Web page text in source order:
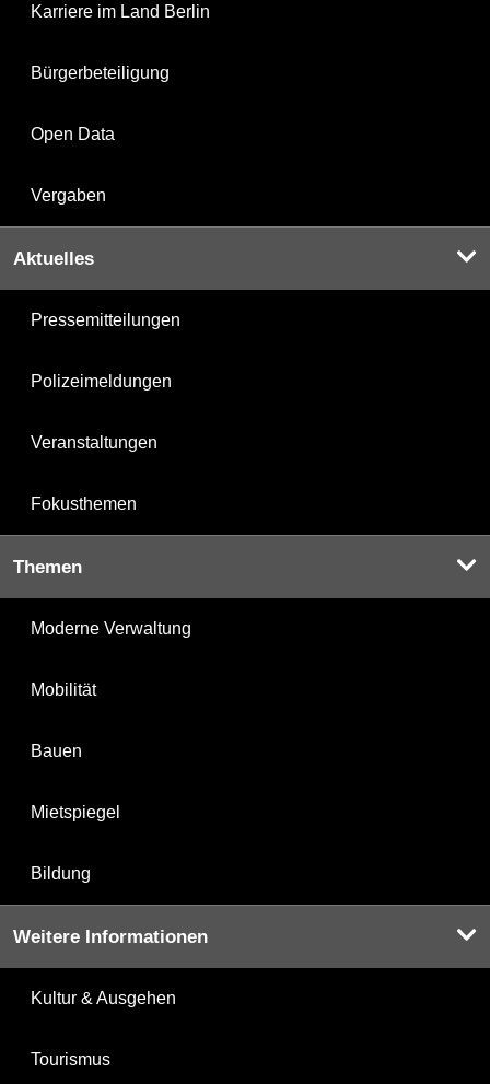
Karriere im Land Berlin
Bürgerbeteiligung
Open Data
Vergaben
Aktuelles
Pressemitteilungen
Polizeimeldungen
Veranstaltungen
Fokusthemen
Themen
Moderne Verwaltung
Mobilität
Bauen
Mietspiegel
Bildung
Weitere Informationen
Kultur & Ausgehen
Tourismus